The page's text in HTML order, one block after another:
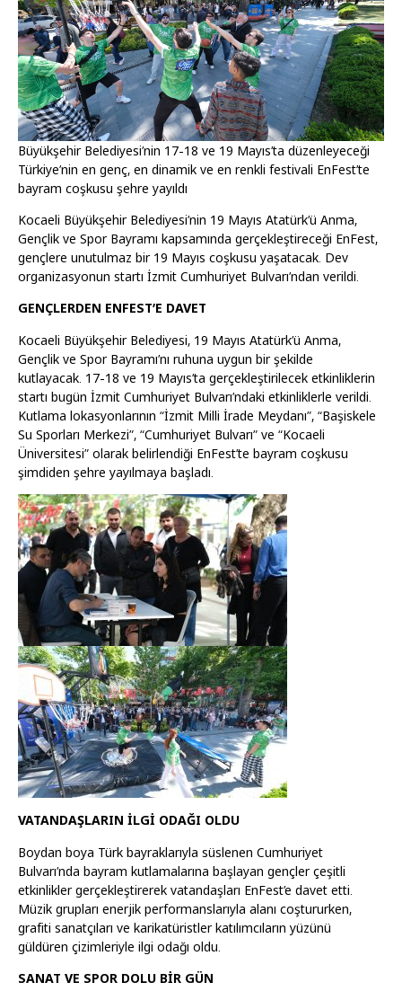
Büyükşehir Belediyesi’nin 17-18 ve 19 Mayıs’ta düzenleyeceği
Türkiye’nin en genç, en dinamik ve en renkli festivali EnFest’te
bayram coşkusu şehre yayıldı
Kocaeli Büyükşehir Belediyesi’nin 19 Mayıs Atatürk’ü Anma,
Gençlik ve Spor Bayramı kapsamında gerçekleştireceği EnFest,
gençlere unutulmaz bir 19 Mayıs coşkusu yaşatacak. Dev
organizasyonun startı İzmit Cumhuriyet Bulvarı’ndan verildi.
GENÇLERDEN ENFEST’E DAVET
Kocaeli Büyükşehir Belediyesi, 19 Mayıs Atatürk’ü Anma,
Gençlik ve Spor Bayramı’nı ruhuna uygun bir şekilde
kutlayacak. 17-18 ve 19 Mayıs’ta gerçekleştirilecek etkinliklerin
startı bugün İzmit Cumhuriyet Bulvarı’ndaki etkinliklerle verildi.
Kutlama lokasyonlarının “İzmit Milli İrade Meydanı”, “Başiskele
Su Sporları Merkezi”, “Cumhuriyet Bulvarı” ve “Kocaeli
Üniversitesi” olarak belirlendiği EnFest’te bayram coşkusu
şimdiden şehre yayılmaya başladı.
VATANDAŞLARIN İLGİ ODAĞI OLDU
Boydan boya Türk bayraklarıyla süslenen Cumhuriyet
Bulvarı’nda bayram kutlamalarına başlayan gençler çeşitli
etkinlikler gerçekleştirerek vatandaşları EnFest’e davet etti.
Müzik grupları enerjik performanslarıyla alanı coştururken,
grafiti sanatçıları ve karikatüristler katılımcıların yüzünü
güldüren çizimleriyle ilgi odağı oldu.
SANAT VE SPOR DOLU BİR GÜN